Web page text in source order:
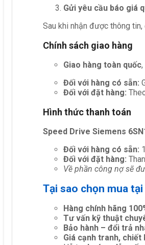
Gửi yêu cầu báo giá
Sau khi nhận được thông
Chính sách giao hàng
Giao hàng toàn quốc
Đối với hàng có sẵn:
Đối với đặt hàng:
Hình thức thanh toán
Speed Drive Siemens
Đối với hàng có sẵn:
Đối với đặt hàng:
Về phần công nợ sẽ
Tại sao chọn mua
Hàng chính hãng
Tư vấn kỹ thuật
Bảo hành – đổi trả
Giá cạnh tranh,